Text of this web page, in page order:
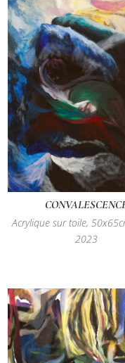
Acrylique sur toile,
2023